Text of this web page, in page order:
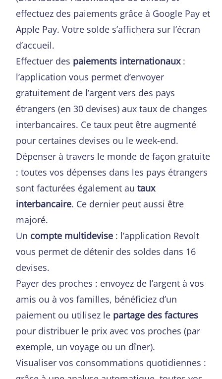
effectuez des paiements grâce à Google Pay et
Apple Pay. Votre solde s’affichera sur l’écran
d’accueil.
Effectuer des paiements internationaux:
l’application vous permet d’envoyer
gratuitement de l’argent vers des pays
étrangers (en 30 devises) aux taux de changes
interbancaires. Ce taux peut être augmenté
pour certaines devises ou le week-end.
Dépenser à travers le monde de façon gratuite
: toutes vos dépenses dans les pays étrangers
sont facturées également au taux
interbancaire. Ce dernier peut aussi être
majoré.
Un compte multidevise : l’application Revolt
vous permet de détenir des soldes dans 16
devises.
Payer des proches : envoyez de l’argent à vos
amis ou à vos familles, bénéficiez d’un
paiement ou utilisez le partage des factures
pour distribuer le prix avec vos proches (par
exemple, un voyage ou un dîner).
Visualiser vos consommations quotidiennes :